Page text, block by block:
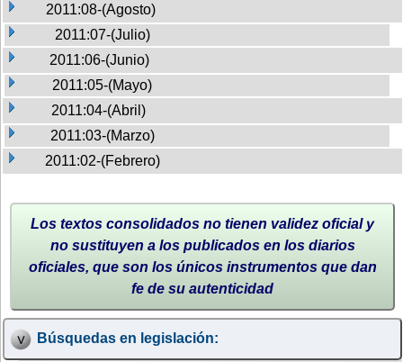
2011:08-(Agosto)
2011:07-(Julio)
2011:06-(Junio)
2011:05-(Mayo)
2011:04-(Abril)
2011:03-(Marzo)
2011:02-(Febrero)
Los textos consolidados no tienen validez oficial y
no sustituyen a los publicados en los diarios
oficiales, que son los únicos instrumentos que dan
fe de su autenticidad
Búsquedas en legislación: